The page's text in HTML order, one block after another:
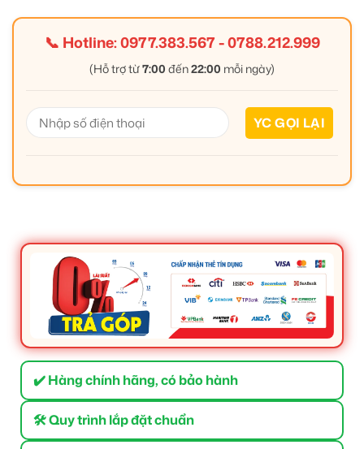
📞 Hotline:0977.383.567-0788.212.999
(Hỗ trợ từ7:00 đến22:00 mỗi ngày)
✔️ Hàng chính hãng, có bảo hành
🛠 Quy trình lắp đặt chuẩn